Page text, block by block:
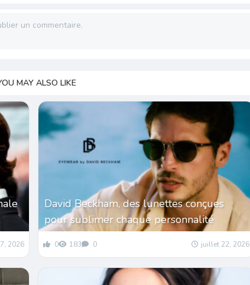
un commentaire.
MAY ALSO LIKE
2026
David Beckham, des lunettes conçues
pour sublimer chaque personnalité
0 183 0 juillet 22, 2026